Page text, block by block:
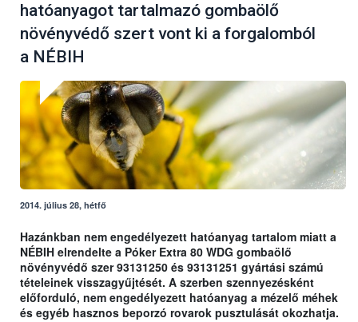
hatóanyagot tartalmazó gombaölő
növényvédő szert vont ki a forgalomból
a NÉBIH
2014. július 28, hétfő
Hazánkban nem engedélyezett hatóanyag tartalom miatt a
NÉBIH elrendelte a Póker Extra 80 WDG gombaölő
növényvédő szer 93131250 és 93131251 gyártási számú
tételeinek visszagyűjtését. A szerben szennyezésként
előforduló, nem engedélyezett hatóanyag a mézelő méhek
és egyéb hasznos beporzó rovarok pusztulását okozhatja.